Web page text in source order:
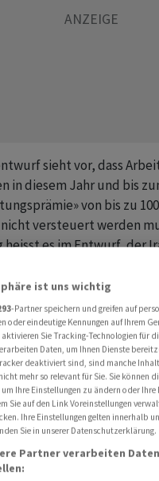
sieht vor, dass
in diesem Jahr und bis
von bis zu
versteuert werden
es im Entwurf, der
viele Bürgerinnen und
zunehmend zu einer
hat dabei vor
im Blick.
einseitige
Länder entzündet sich
und deren
Steuerausfälle müssten
ist uns wichtig
-Partner speichern und greifen auf
oder eindeutige Kennungen auf Ihrem
Sie Tracking-Technologien für
Daten, um Ihnen Dienste
deaktiviert sind, sind manche
mehr so relevant für Sie. Sie können
Ihre Einstellungen zu ändern oder Ihre
Sie auf den Link Voreinstellungen
Ihre Einstellungen gelten innerhalb
Sie in unserer Datenschutzerklärung.
Partner verarbeiten